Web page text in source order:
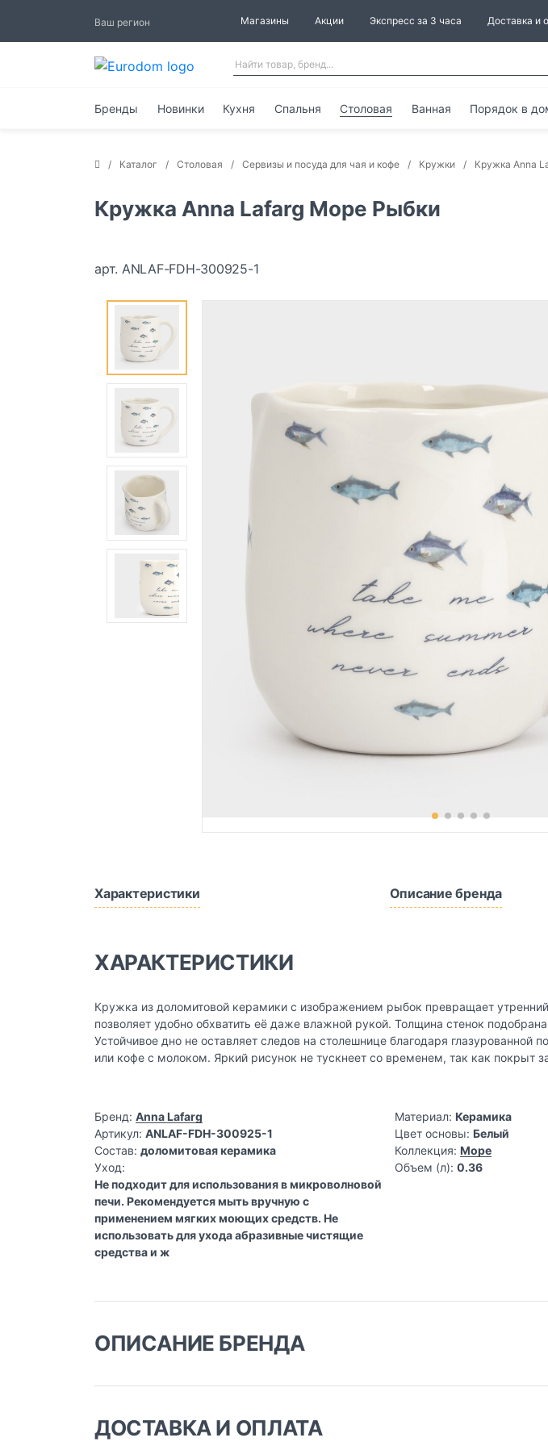
Ваш регион Магазины Акции Экспресс за 3 часа Доставка и
Бренды Новинки Кухня Спальня Столовая Ванная Порядок в
Каталог Столовая Сервизы и посуда для чая и кофе Кружки Кружка Anna
Кружка Anna Lafarg Море Рыбки
арт. ANLAF-FDH-300925-1
Характеристики Описание бренда
ХАРАКТЕРИСТИКИ
Кружка из доломитовой керамики с изображением рыбок превращает
позволяет удобно обхватить её даже влажной рукой. Толщина стенок
Устойчивое дно не оставляет следов на столешнице благодаря
или кофе с молоком. Яркий рисунок не тускнеет со временем, так как покрыт
Бренд: Anna Lafarg
Артикул: ANLAF-FDH-300925-1
Состав: доломитовая керамика
Уход:
Не подходит для использования в микроволновой
печи. Рекомендуется мыть вручную с
применением мягких моющих средств. Не
использовать для ухода абразивные чистящие
средства и ж
Материал: Керамика
Цвет основы: Белый
Коллекция: Море
Объем (л): 0.36
ОПИСАНИЕ БРЕНДА
Бренд «Анна Лафарг» — это мир изысканной посуды и предметов
гармонии и тепла. На протяжении четверти века компания объединяет
ДОСТАВКА И ОПЛАТА